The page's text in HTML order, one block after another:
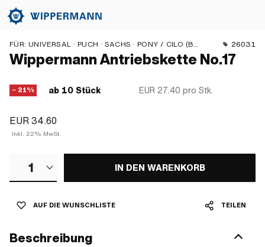
FÜR: UNIVERSAL · PUCH · SACHS · PONY / CILO (BETA 521 & 512) · ZÜNDAPP BELMONDO · TOMOS · BYE BIKE · CILO · HERCULES 26031
Wippermann Antriebskette No.17
− 21% ab 10 Stück EUR 27.40 pro Stk.
EUR 34.60
Inkl. 22% MwSt.
1 IN DEN WARENKORB
AUF DIE WUNSCHLISTE TEILEN
Beschreibung